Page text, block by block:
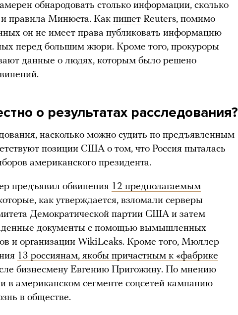
обнародовать столько информации, сколько
правила Минюста. Как пишет Reuters, помимо
он не имеет права публиковать информацию
перед большим жюри. Кроме того, прокуроры
данные о людях, которым было решено
о результатах расследования?
насколько можно судить по предъявленным
позиции США о том, что Россия пыталась
американского президента.
предъявил обвинения 12 предполагаемым
как утверждается, взломали серверы
Демократической партии США и затем
документы с помощью вымышленных
и организации WikiLeaks. Кроме того, Мюллер
13 россиянам, якобы причастным к «фабрике
бизнесмену Евгению Пригожину. По мнению
в американском сегменте соцсетей кампанию
в обществе.